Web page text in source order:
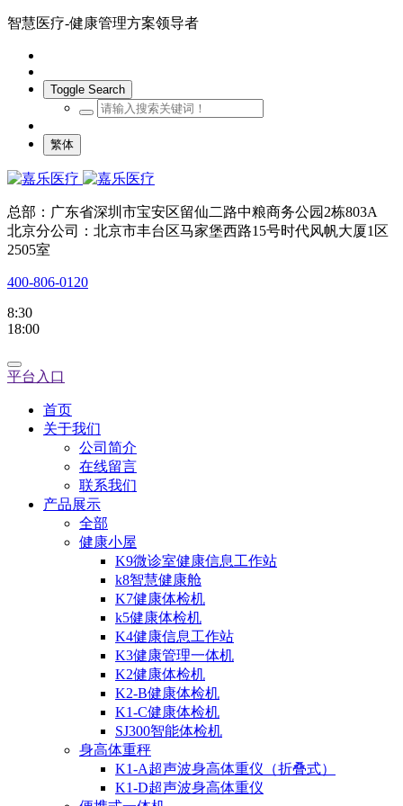
智慧医疗-健康管理方案领导者
Toggle Search
繁体
总部：广东省深圳市宝安区留仙二路中粮商务公园2栋803A
北京分公司：北京市丰台区马家堡西路15号时代风帆大厦1区
2505室
400-806-0120
8:30
18:00
平台入口
首页
关于我们
公司简介
在线留言
联系我们
产品展示
全部
健康小屋
K9微诊室健康信息工作站
k8智慧健康舱
K7健康体检机
k5健康体检机
K4健康信息工作站
K3健康管理一体机
K2健康体检机
K2-B健康体检机
K1-C健康体检机
SJ300智能体检机
身高体重秤
K1-A超声波身高体重仪（折叠式）
K1-D超声波身高体重仪